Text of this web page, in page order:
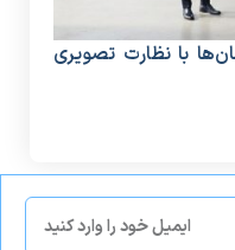
با نظارت تصویری